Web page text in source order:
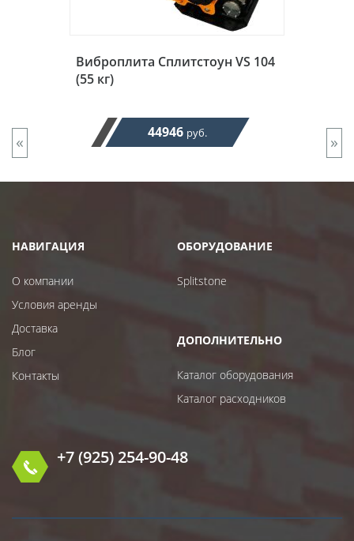
Виброплита Сплитстоун VS 104
(55 кг)
44946 руб.
« »
НАВИГАЦИЯ
О компании
Условия аренды
Доставка
Блог
Контакты
ОБОРУДОВАНИЕ
Splitstone
ДОПОЛНИТЕЛЬНО
Каталог оборудования
Каталог расходников
+7 (925) 254-90-48